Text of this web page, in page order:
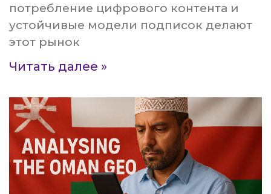
потребление цифрового контента и
устойчивые модели подписок делают
этот рынок
Читать далее »